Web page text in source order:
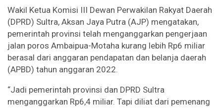
Wakil Ketua Komisi III Dewan Perwakilan Rakyat Daerah
(DPRD) Sultra, Aksan Jaya Putra (AJP) mengatakan,
pemerintah provinsi telah menganggarkan pengerjaan
jalan poros Ambaipua-Motaha kurang lebih Rp6 miliar
berasal dari anggaran pendapatan dan belanja daerah
(APBD) tahun anggaran 2022.
“Jadi pemerintah provinsi dan DPRD Sultra
menganggarkan Rp6,4 miliar. Tapi diliat dari pemenang